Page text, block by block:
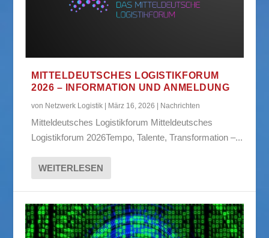
MITTELDEUTSCHES LOGISTIKFORUM
2026 – INFORMATION UND ANMELDUNG
von Netzwerk Logistik März 16, 2026 Nachrichten
Mitteldeutsches Logistikforum Mitteldeutsches
Logistikforum 2026Tempo, Talente, Transformation –...
WEITERLESEN